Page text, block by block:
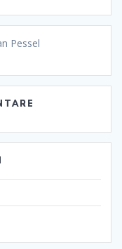
Pessel